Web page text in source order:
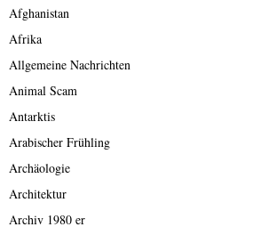
Afghanistan
Afrika
Allgemeine Nachrichten
Animal Scam
Antarktis
Arabischer Frühling
Archäologie
Architektur
Archiv 1980 er